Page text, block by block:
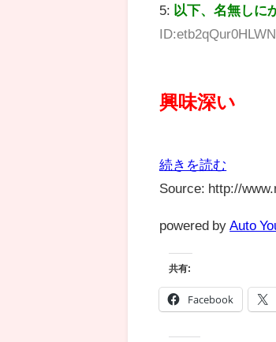
5: 以下、名無しに
ID:etb2qQur0HLWN
興味深い
続きを読む
Source: http://
powered by Auto
共有:
Facebook